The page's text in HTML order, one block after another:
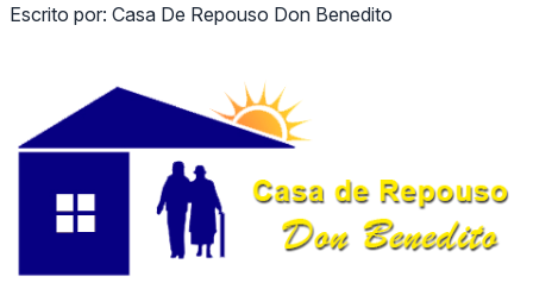
Escrito por: Casa De Repouso Don Benedito